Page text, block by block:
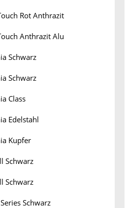
Rot Anthrazit
Anthrazit Alu
Schwarz
Schwarz
Class
Edelstahl
Kupfer
Schwarz
Schwarz
Schwarz